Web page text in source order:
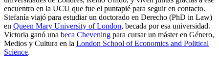
encuentro en la UCU que fue el puntapié para seguir en contacto.
Stefanía viajó para estudiar un doctorado en Derecho (PhD in Law)
en Queen Mary University of London, becada por esa universidad.
Victoria ganó una beca Chevening para cursar un máster en Género,
Medios y Cultura en la London School of Economics and Political
Science.